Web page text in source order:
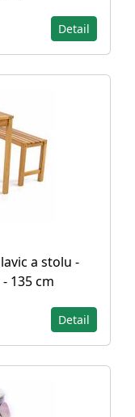
Detail
a stolu -
135 cm
Detail